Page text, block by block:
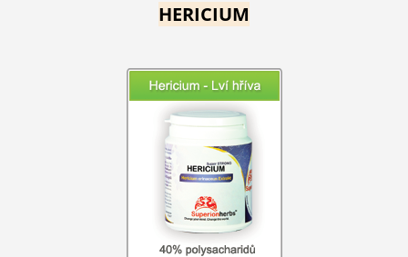
HERICIUM